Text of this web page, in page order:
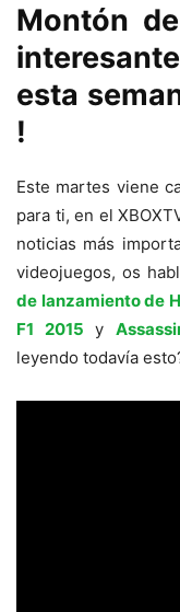
Montón
esta
!
Este martes viene
para ti, en el
noticias más
videojuegos, os
de lanzamiento de
F1 2015 y
leyendo todavía